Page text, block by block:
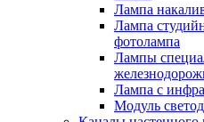
Лампа
Лампа
фотолампа
Лампы
Лампа с
Модуль